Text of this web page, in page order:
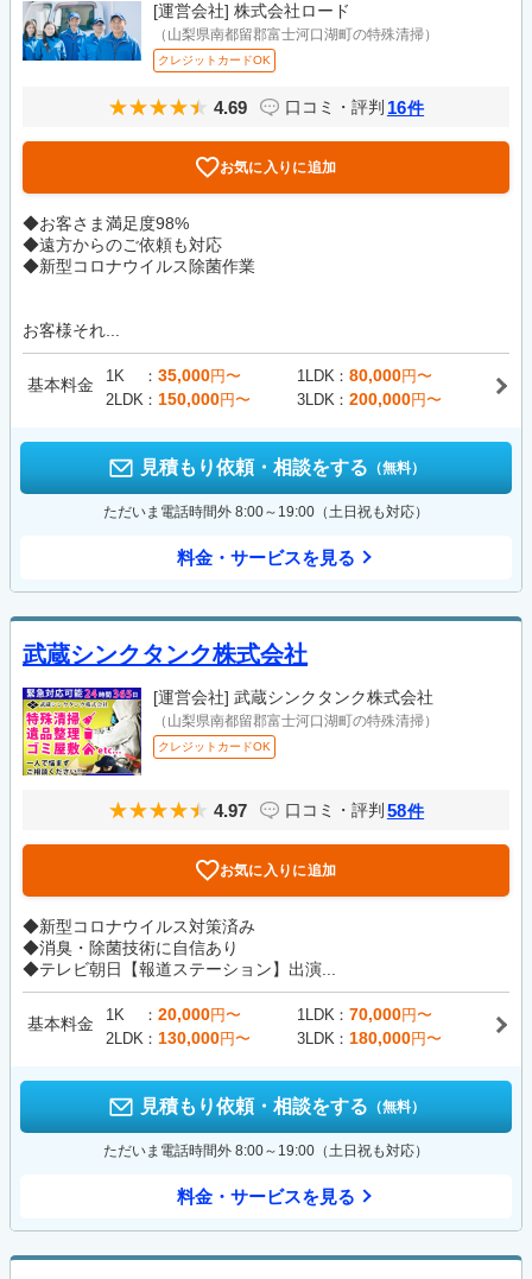
[運営会社] 株式会社ロード
（山梨県南都留郡富士河口湖町の特殊清掃）
クレジットカードOK
4.69 口コミ・評判 16件
お気に入りに追加
◆お客さま満足度98%
◆遠方からのご依頼も対応
◆新型コロナウイルス除菌作業
お客様それ...
基本料金 1K 35,000円〜 1LDK 80,000円〜
2LDK
150,000円〜 3LDK 200,000円〜
見積もり依頼・相談をする （無料）
ただいま電話時間外 8:00～19:00（土日祝も対応）
料金・サービスを見る
武蔵シンクタンク株式会社
[運営会社] 武蔵シンクタンク株式会社
（山梨県南都留郡富士河口湖町の特殊清掃）
クレジットカードOK
4.97 口コミ・評判 58件
お気に入りに追加
◆新型コロナウイルス対策済み
◆消臭・除菌技術に自信あり
◆テレビ朝日【報道ステーション】出演...
基本料金 1K 20,000円〜 1LDK 70,000円〜
2LDK
130,000円〜 3LDK 180,000円〜
見積もり依頼・相談をする （無料）
ただいま電話時間外 8:00～19:00（土日祝も対応）
料金・サービスを見る